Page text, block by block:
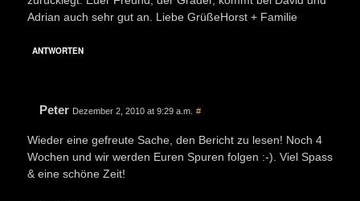
Adrian auch sehr gut an. Liebe GrüßeHorst + Familie
ANTWORTEN
Peter Dezember 2, 2010 at 9:29 a.m. #
Wieder eine gefreute Sache, den Bericht zu lesen! Noch 4
Wochen und wir werden Euren Spuren folgen :-). Viel Spass
& eine schöne Zeit!